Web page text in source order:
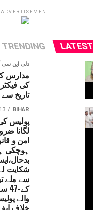
ADVERTISEMENT
LATEST
TRENDING
دلی این سی
مدارس
کی
تاریخ سے
BIHAR
13 hours ago
پولیس
لگانا
امن و
ہوچکی
شکایت
سے ملے
والے
خلاف